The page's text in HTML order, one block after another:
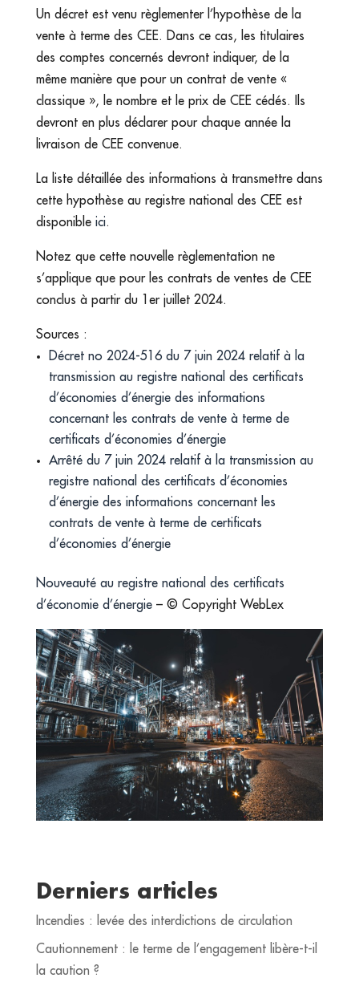
Un décret est venu règlementer l’hypothèse de la
vente à terme des CEE. Dans ce cas, les titulaires
des comptes concernés devront indiquer, de la
même manière que pour un contrat de vente «
classique », le nombre et le prix de CEE cédés. Ils
devront en plus déclarer pour chaque année la
livraison de CEE convenue.
La liste détaillée des informations à transmettre dans
cette hypothèse au registre national des CEE est
disponible ici.
Notez que cette nouvelle règlementation ne
s’applique que pour les contrats de ventes de CEE
conclus à partir du 1er juillet 2024.
Sources :
Décret no 2024-516 du 7 juin 2024 relatif à la
transmission au registre national des certificats
d’économies d’énergie des informations
concernant les contrats de vente à terme de
certificats d’économies d’énergie
Arrêté du 7 juin 2024 relatif à la transmission au
registre national des certificats d’économies
d’énergie des informations concernant les
contrats de vente à terme de certificats
d’économies d’énergie
Nouveauté au registre national des certificats
d’économie d’énergie– © Copyright WebLex
Derniers articles
Incendies : levée des interdictions de circulation
Cautionnement : le terme de l’engagement libère-t-il
la caution ?